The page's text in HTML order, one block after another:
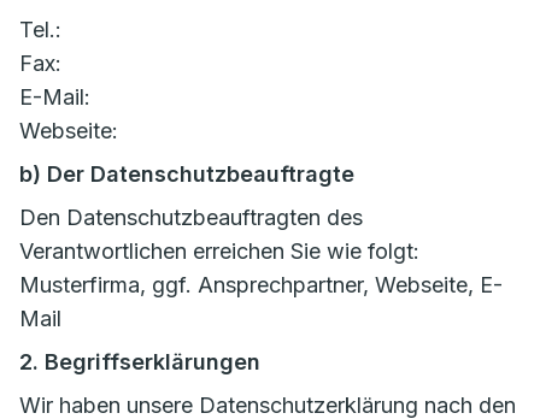
Tel.:
Fax:
E-Mail:
Webseite:
b) Der Datenschutzbeauftragte
Den Datenschutzbeauftragten des
Verantwortlichen erreichen Sie wie folgt:
Musterfirma, ggf. Ansprechpartner, Webseite, E-
Mail
2. Begriffserklärungen
Wir haben unsere Datenschutzerklärung nach den